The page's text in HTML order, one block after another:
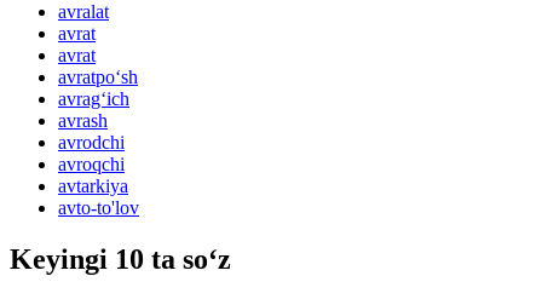
avralat
avrat
avrat
avratpo‘sh
avrag‘ich
avrash
avrodchi
avroqchi
avtarkiya
avto-to'lov
Keyingi 10 ta so‘z